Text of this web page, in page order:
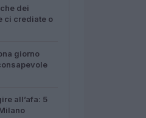
dei
ci crediate o
giorno
all’afa: 5